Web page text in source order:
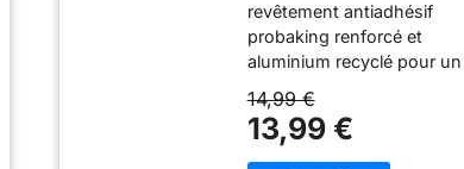
Rectangulaire
revêtement antiadhésif
probaking renforcé et
aluminium recyclé pour un
résultats de cuisson
réussis fabriqué à partir
d'aluminium : diffusion
14,99 €
13,99 €